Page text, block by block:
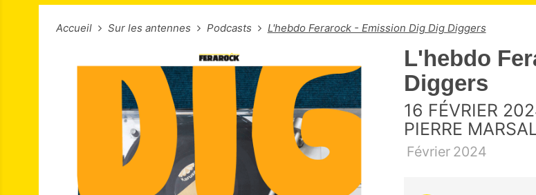
Accueil Sur les antennes Podcasts L'hebdo Ferarock - Emission Dig Dig Diggers
L'hebdo
Diggers
16 FÉVRIER
PIERRE
Février 2024